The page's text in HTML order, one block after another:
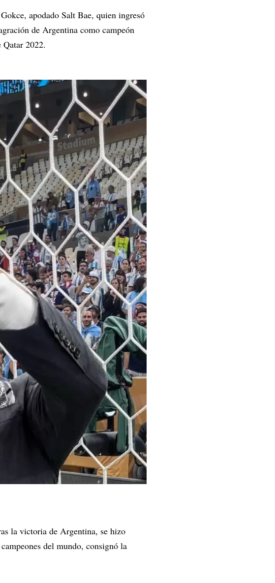
apodado Salt Bae, quien ingresó
de Argentina como campeón
2022.
la victoria de Argentina, se hizo
del mundo, consignó la